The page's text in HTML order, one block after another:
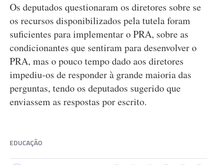
Os deputados questionaram os diretores sobre se
os recursos disponibilizados pela tutela foram
suficientes para implementar o PRA, sobre as
condicionantes que sentiram para desenvolver o
PRA, mas o pouco tempo dado aos diretores
impediu-os de responder à grande maioria das
perguntas, tendo os deputados sugerido que
enviassem as respostas por escrito.
EDUCAÇÃO